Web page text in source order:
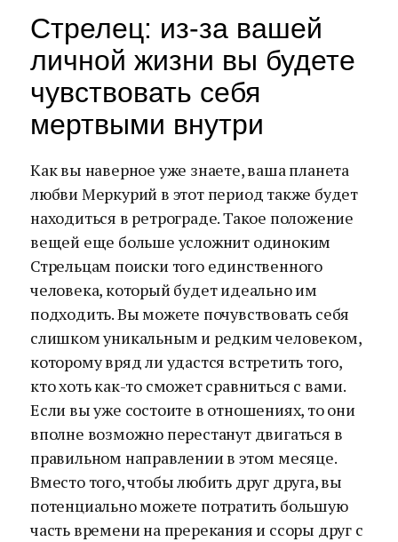
Стрелец: из-за вашей
личной жизни вы будете
чувствовать себя
мертвыми внутри
Как вы наверное уже знаете, ваша планета
любви Меркурий в этот период также будет
находиться в ретрограде. Такое положение
вещей еще больше усложнит одиноким
Стрельцам поиски того единственного
человека, который будет идеально им
подходить. Вы можете почувствовать себя
слишком уникальным и редким человеком,
которому вряд ли удастся встретить того,
кто хоть как-то сможет сравниться с вами.
Если вы уже состоите в отношениях, то они
вполне возможно перестанут двигаться в
правильном направлении в этом месяце.
Вместо того, чтобы любить друг друга, вы
потенциально можете потратить большую
часть времени на пререкания и ссоры друг с